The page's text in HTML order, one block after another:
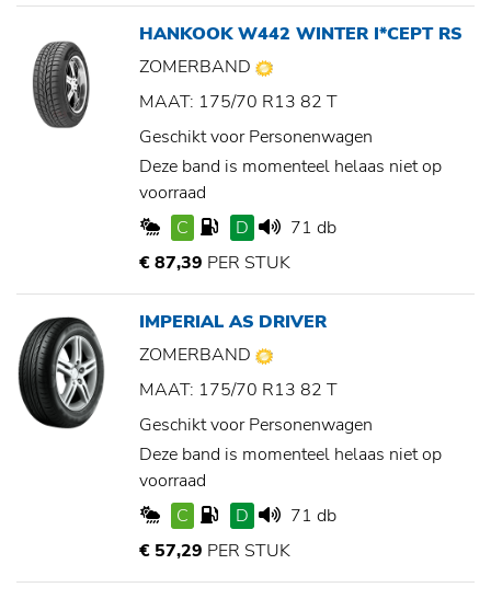
HANKOOK W442 WINTER I*CEPT RS
ZOMERBAND
MAAT: 175/70 R13 82 T
Geschikt voor Personenwagen
Deze band is momenteel helaas niet op
voorraad
C
D
71 db
€ 87,39 PER STUK
IMPERIAL AS DRIVER
ZOMERBAND
MAAT: 175/70 R13 82 T
Geschikt voor Personenwagen
Deze band is momenteel helaas niet op
voorraad
C
D
71 db
€ 57,29 PER STUK